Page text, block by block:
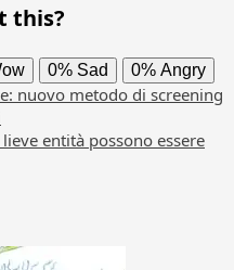
this?
0% Sad 0% Angry
nuovo metodo di screening
entità possono essere